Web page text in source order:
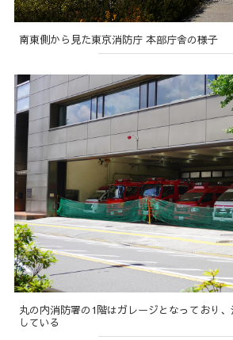
南東側から見た東京消防庁 本部庁舎の様子
丸の内消防署の1階はガレージとなっており
している